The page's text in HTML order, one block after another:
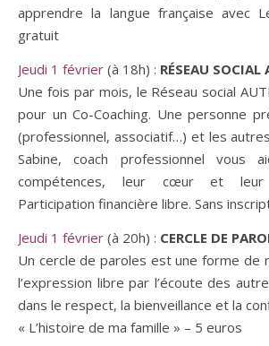
apprendre la langue française avec
gratuit
Jeudi 1 février (à 18h) : RÉSEAU SOCIAL
Une fois par mois, le Réseau social
pour un Co-Coaching. Une personne
(professionnel, associatif…) et les
Sabine, coach professionnel vous
compétences, leur cœur et leur
Participation financière libre. Sans
Jeudi 1 février (à 20h) : CERCLE DE
Un cercle de paroles est une forme de
l’expression libre par l’écoute des
dans le respect, la bienveillance et la
« L’histoire de ma famille » – 5 euros